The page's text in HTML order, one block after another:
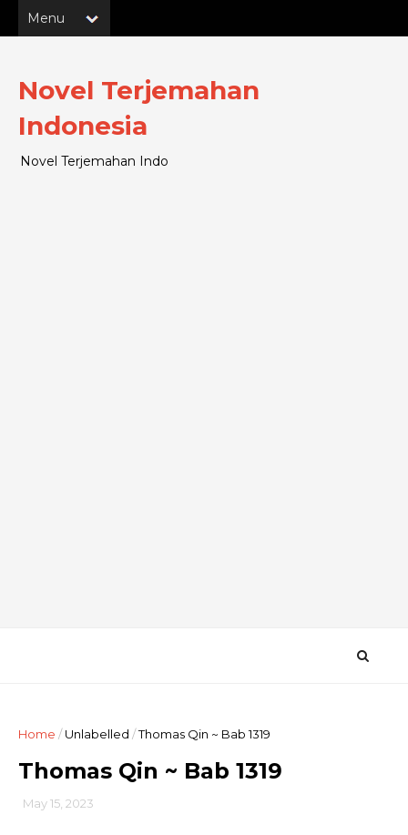
Novel Terjemahan
Indonesia
Novel Terjemahan Indo
Home /Unlabelled /Thomas Qin ~ Bab 1319
Thomas Qin ~ Bab 1319
May 15, 2023